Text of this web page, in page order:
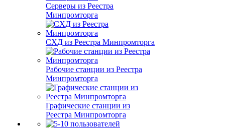
Серверы из Реестра
Минпромторга
СХД из Реестра Минпромторга
Рабочие станции из Реестра
Минпромторга
Графические станции из
Реестра Минпромторга